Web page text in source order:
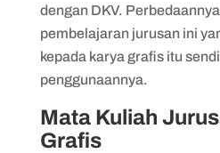
dengan DKV.
pembelajaran jurusan ini
kepada karya grafis itu
penggunaannya.
Mata Kuliah
Grafis